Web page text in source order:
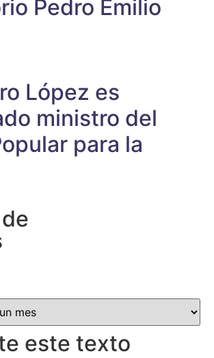
Pedro Emilio
López es
ministro del
para la
este texto